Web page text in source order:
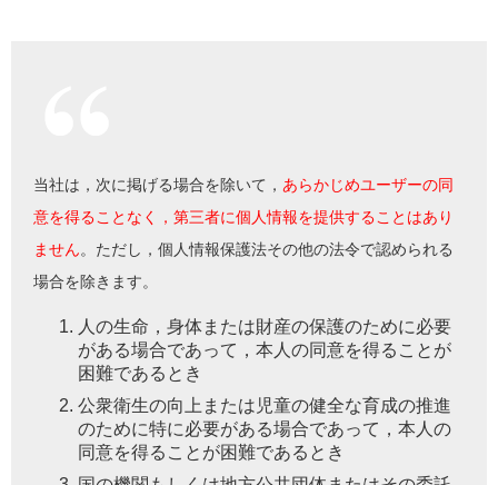
当社は，次に掲げる場合を除いて， あらかじめユーザーの同
意を得ることなく，第三者に個人情報を提供することはあり
ません。ただし，個人情報保護法その他の法令で認められる
場合を除きます。
人の生命，身体または財産の保護のために必要
がある場合であって，本人の同意を得ることが
困難であるとき
公衆衛生の向上または児童の健全な育成の推進
のために特に必要がある場合であって，本人の
同意を得ることが困難であるとき